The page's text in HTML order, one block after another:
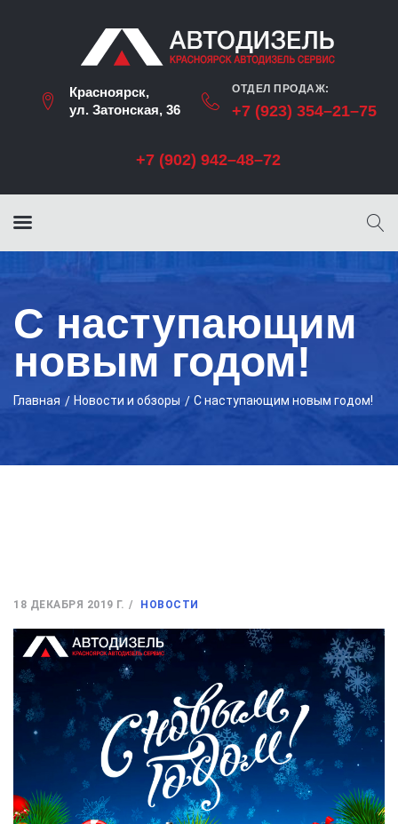
Красноярск,
ул. Затонская, 36
ОТДЕЛ ПРОДАЖ:
+7 (923) 354–21–75
+7 (902) 942–48–72
С наступающим
новым годом!
Главная Новости и обзоры С наступающим новым годом!
18 ДЕКАБРЯ 2019 Г. НОВОСТИ